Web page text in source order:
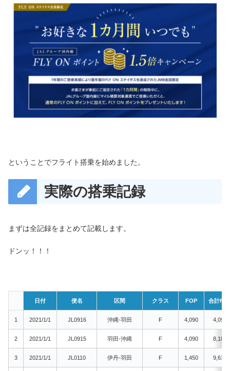
ということでフライト搭乗を始めました。
実際の搭乗記録
まずは全記録をまとめて記載します。
ドンッ！！！
日付 便名 区間 クラス FOP 合計
1 2021/1/1 JL0916 沖縄-羽田 F 4,090 4,090
2 2021/1/1 JL0915 羽田-沖縄 F 4,090 8,180
3 2021/1/1 JL0110 伊丹-羽田 F 1,450 9,630